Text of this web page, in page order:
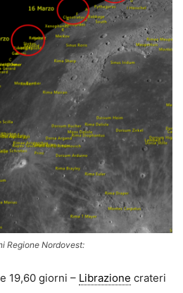
Regione Nordovest:
19,60 giorni – Librazione crateri